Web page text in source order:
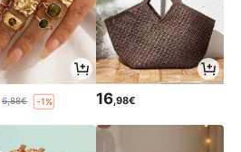
6,88€ -1% 16,98€